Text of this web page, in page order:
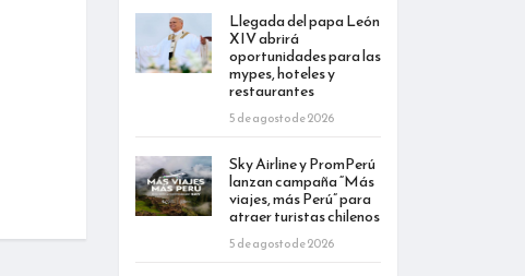
Llegada del papa León
XIV abrirá
oportunidades para las
mypes, hoteles y
restaurantes
5 de agosto de 2026
Sky Airline y PromPerú
lanzan campaña “Más
viajes, más Perú” para
atraer turistas chilenos
5 de agosto de 2026